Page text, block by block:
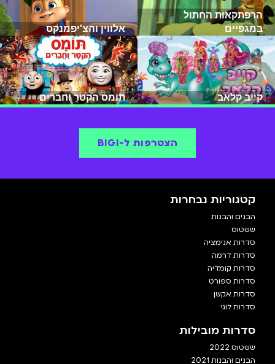
הרפתקאות החתול
במגפיים
אלווין והצ'יפמנקס
קייב קלאב תומס הקטר וחברים
הצטרפות ל-BIGI
קטגוריות נבחרות
הבנים והבנות
ששטוס
סדרות אנימציה
סדרות דרמה
סדרות קומדיה
סדרות ספורט
סדרות אקשן
סדרות לוגי
סדרות מובילות
ששטוס 2022
הבנים והבנות 2021